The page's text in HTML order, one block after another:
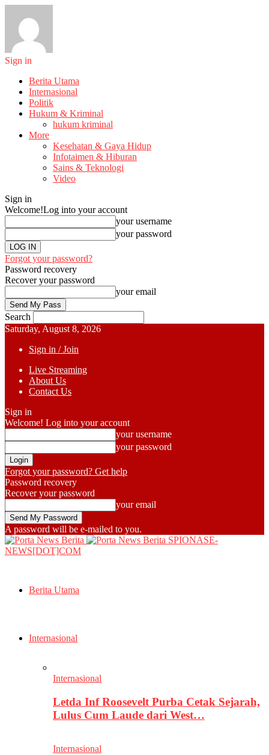
Sign in
Berita Utama
Internasional
Politik
Hukum & Kriminal
hukum kriminal
More
Kesehatan & Gaya Hidup
Infotaimen & Hiburan
Sains & Teknologi
Video
Sign in
Welcome!Log into your account
your username
your password
Forgot your password?
Password recovery
Recover your password
your email
Search
Saturday, August 8, 2026
Sign in / Join
Live Streaming
About Us
Contact Us
Sign in
Welcome! Log into your account
your username
your password
Forgot your password? Get help
Password recovery
Recover your password
your email
A password will be e-mailed to you.
SPIONASE-
NEWS[DOT]COM
Berita Utama
Internasional
Internasional
Letda Inf Roosevelt Purba Cetak Sejarah,
Lulus Cum Laude dari West…
Internasional